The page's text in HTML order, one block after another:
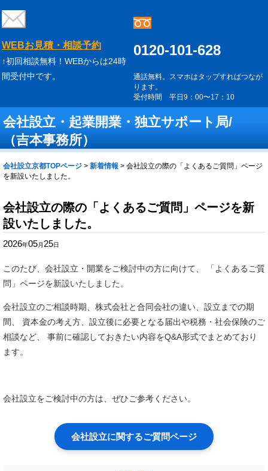
WEBお見積・相談予約
↑初回相談無料！WEBからは24時
間受付中です。
0120-101-628
通話無料。スマホはタップすればつなが
ります。
受付時間 平日9：00〜17：10
会社設立・起業開業・独立サポート局/
（吉本事務所）
会社設立京都TOPページ > 新着情報 > 会社設立の際の「よくあるご質問」ページ
を新設いたしました。
会社設立の際の「よくあるご質問」ページを新
設いたしました。
2026年05月 25日
このたび、会社設立・開業をご検討中の方に向けて、 「よくあるご質
問」ページを新設いたしました。
会社設立のご相談時期、株式会社と合同会社の違い、設立までの期
間、 資本金の考え方、設立後に必要となる届出や税務・社会保険のご
相談など、 事前に確認しておきたい内容をQ&A形式でまとめており
ます。
会社設立をご検討中の方は、ぜひご参考ください。
会社設立に関するご質問ページ